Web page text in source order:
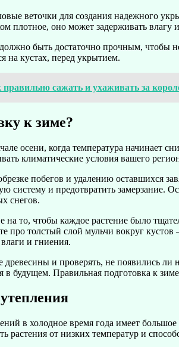
веточки для создания надежного
плотное, оно может задерживать влагу
быть достаточно прочным, чтобы
на кустах, перед укрытием.
сажать и ухаживать за
к зиме?
осени, когда температура начинает
климатические условия вашего
побегов и удалению оставшихся
систему и предотвратить замерзание.
снегов.
на то, чтобы каждое растение было
про толстый слой мульчи вокруг
и гниения.
и проверять, не появились
в будущем. Правильная подготовка к
в холодное время года имеет
растения от низких температур и